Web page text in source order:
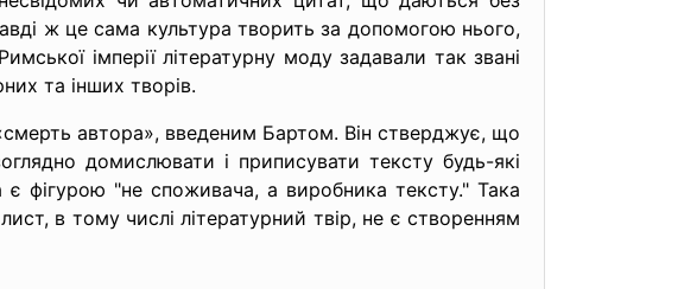
ж це сама культура творить за допомогою нього,
імперії літературну моду задавали так звані
та інших творів.
автора», введеним Бартом. Він стверджує, що
домислювати і приписувати тексту будь-які
фігурою "не споживача, а виробника тексту." Така
в тому числі літературний твір, не є створенням